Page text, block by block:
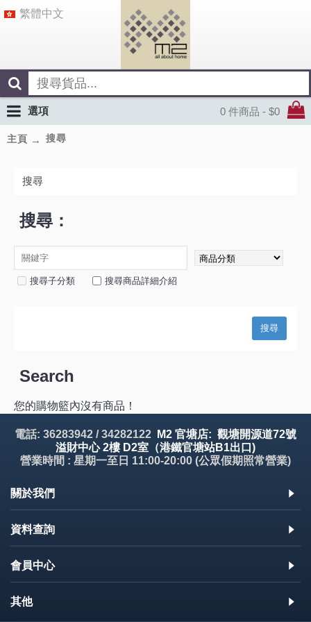
繁體中文
0 件商品 - $0
選項
主頁 搜尋
搜尋
搜尋：
搜尋子分類 搜尋商品詳細介紹
Search
您的購物籃內沒有商品！
電話: 36283942 / 34282122
M2 官塘店: 觀塘開源道72號
溢財中心 2樓 D2室（港鐵官塘站B1出口)
營業時間 : 星期一至日 11:00-20:00 (公眾假期照常營業)
關於我們
資料查詢
會員中心
其他